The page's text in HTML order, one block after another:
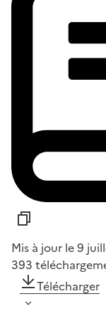
Mis à jour le 9
393
Télécharger